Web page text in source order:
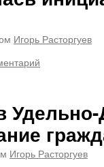
Игорь Расторгуев
Игорь Расторгуев